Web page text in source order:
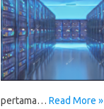
pertama… Read More »